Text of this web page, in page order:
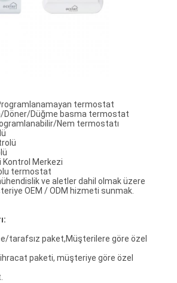
termostat
Döner/Düğme basma termostat
Nem termostatı
Kontrol Merkezi
termostat
ve aletler dahil olmak üzere
OEM / ODM hizmeti sunmak.
tarafsız paket,Müşterilere göre özel
paketi, müşteriye göre özel